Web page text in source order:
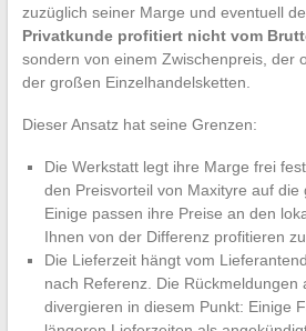
zuzüglich seiner Marge und eventuell
Privatkunde profitiert nicht vom
sondern von einem Zwischenpreis, der
der großen Einzelhandelsketten.
Dieser Ansatz hat seine Grenzen:
Die Werkstatt legt ihre Marge frei
den Preisvorteil von Maxityre auf die
Einige passen ihre Preise an den
Ihnen von der Differenz profitieren zu
Die Lieferzeit hängt vom
nach Referenz. Die Rückmeldungen
divergieren in diesem Punkt: Einige